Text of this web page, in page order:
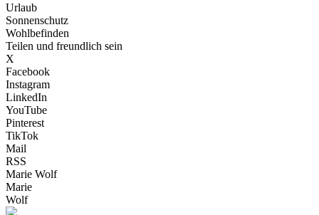
Urlaub
Sonnenschutz
Wohlbefinden
Teilen und freundlich sein
X
Facebook
Instagram
LinkedIn
YouTube
Pinterest
TikTok
Mail
RSS
Marie Wolf
Marie
Wolf